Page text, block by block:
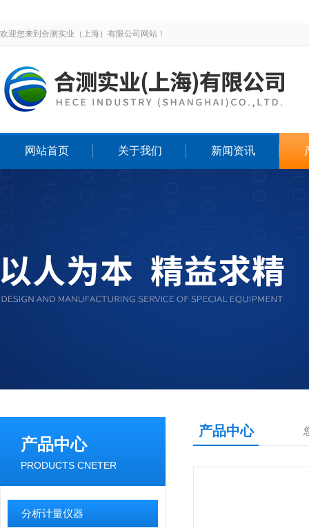
欢迎您来到合测实业（上海）有限公司网站！
网站首页 关于我们 新闻资讯
产品中心
PRODUCTS CNETER
分析计量仪器
产品中心